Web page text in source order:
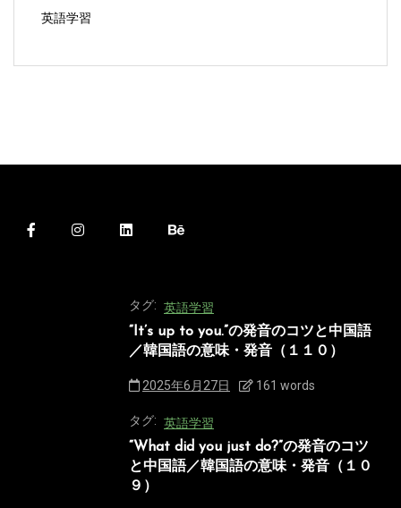
英語学習
タグ: 英語学習
“It’s up to you.”の発音のコツと中国語
／韓国語の意味・発音（１１０）
2025年6月27日 161 words
タグ: 英語学習
“What did you just do?”の発音のコツ
と中国語／韓国語の意味・発音（１０
９）